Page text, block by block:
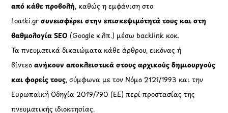
από κάθε προβολή, καθώς η εμφάνιση στο
Loatki.gr συνεισφέρει στην επισκεψιμότητά τους και στη
βαθμολογία SEO (Google κ.λπ.) μέσω backlink κοκ.
Τα πνευματικά δικαιώματα κάθε άρθρου, εικόνας ή
βίντεοανήκουν αποκλειστικά στους αρχικούς δημιουργούς
και φορείς τους, σύμφωνα με τον Νόμο 2121/1993 και την
Ευρωπαϊκή Οδηγία 2019/790 (ΕΕ) περί προστασίας της
πνευματικής ιδιοκτησίας.